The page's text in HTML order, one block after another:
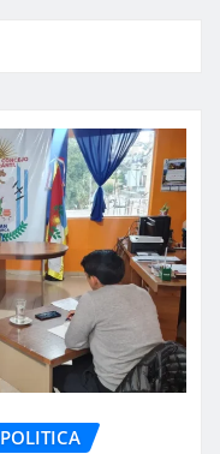
POLITICA